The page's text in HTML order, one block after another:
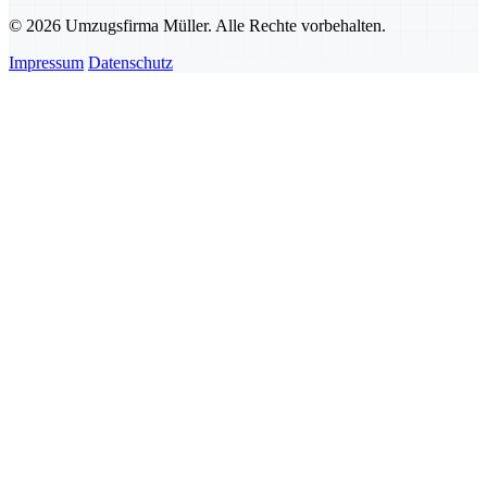
© 2026 Umzugsfirma Müller. Alle Rechte vorbehalten.
Impressum Datenschutz